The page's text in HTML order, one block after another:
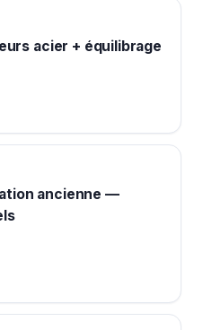
acier + équilibrage
ancienne —